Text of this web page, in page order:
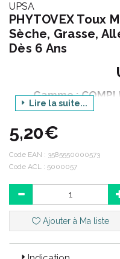
UPSA
PHYTOVEX Toux
Sèche, Grasse,
Dès 6 Ans
Gamme :
Produit
Déclinaison :
Code ACL : 5000057
Code EAN : 3585550000573
Lire la suite...
5,20€
Code EAN : 3585550000573
Code ACL : 5000057
Ajouter à Ma liste